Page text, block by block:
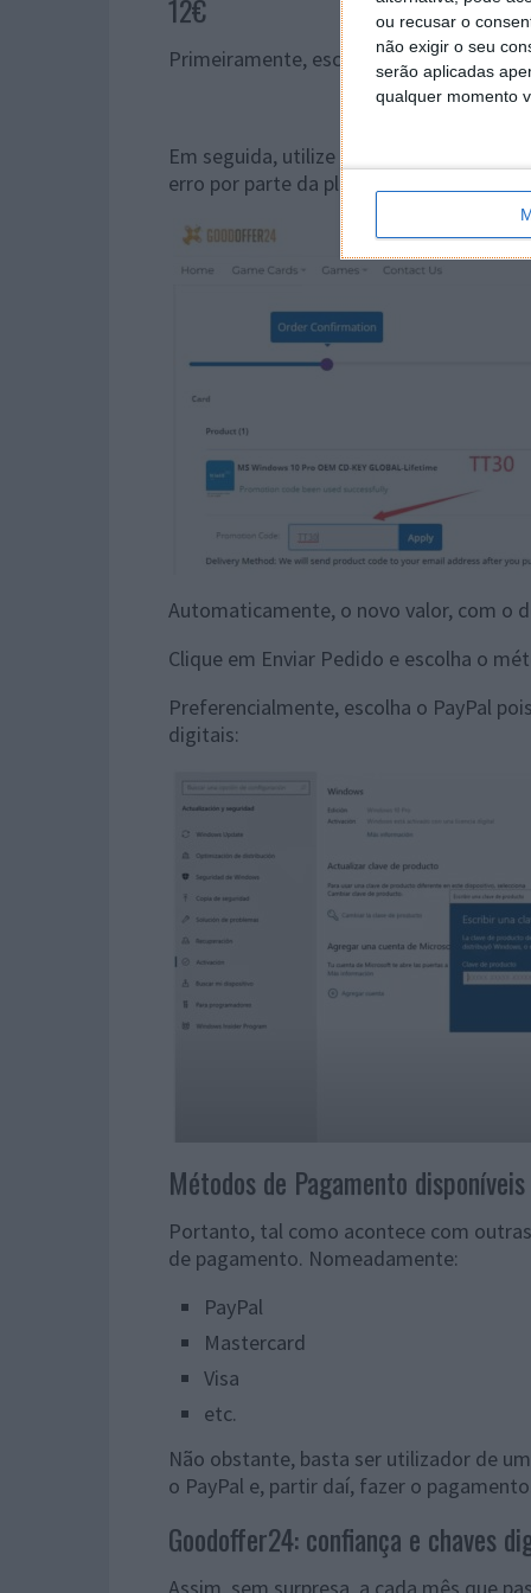
ou recusar o
não exigir o seu
serão aplicadas
qualquer momento
12€
Primeiramente, escolha o produto
Em seguida, utilize o cupão
erro por parte da plataforma):
Automaticamente, o novo valor, com o
Clique em Enviar Pedido e escolha o
Preferencialmente, escolha o PayPal
digitais:
Métodos de Pagamento disponíveis
Portanto, tal como acontece com
de pagamento. Nomeadamente:
PayPal
Mastercard
Visa
etc.
Não obstante, basta ser utilizador de
o PayPal e, partir daí, fazer o pagamento.
Goodoffer24: confiança e chaves
Assim, sem surpresa, a cada mês que